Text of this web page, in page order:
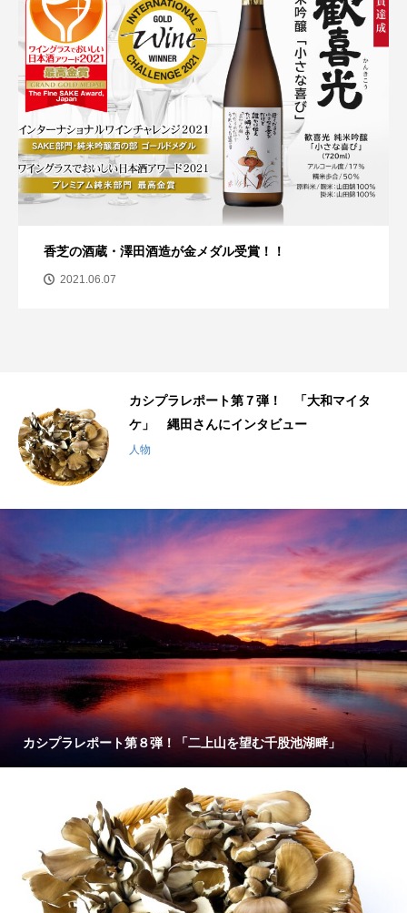
香芝の酒蔵・澤田酒造が金メダル受賞！！
2021.06.07
カシプラレポート第７弾！ 「大和マイタ
ケ」 縄田さんにインタビュー
人物
カシプラレポート第８弾！「二上山を望む千股池湖畔」